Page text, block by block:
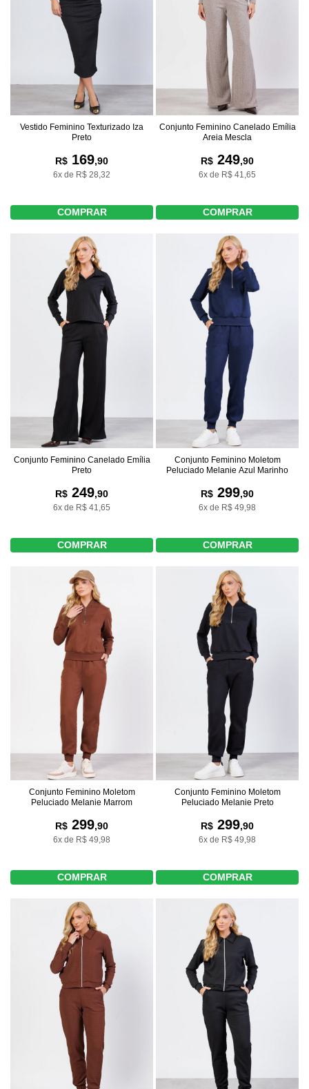
Vestido Feminino Texturizado Iza
Preto
R$ 169,90
6x de R$ 28,32
COMPRAR
Conjunto Feminino Canelado Emília
Areia Mescla
R$ 249,90
6x de R$ 41,65
COMPRAR
Conjunto Feminino Canelado Emília
Preto
R$ 249,90
6x de R$ 41,65
COMPRAR
Conjunto Feminino Moletom
Peluciado Melanie Azul Marinho
R$ 299,90
6x de R$ 49,98
COMPRAR
Conjunto Feminino Moletom
Peluciado Melanie Marrom
R$ 299,90
6x de R$ 49,98
COMPRAR
Conjunto Feminino Moletom
Peluciado Melanie Preto
R$ 299,90
6x de R$ 49,98
COMPRAR